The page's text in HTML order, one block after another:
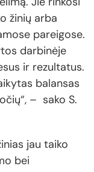
žinių arba
pareigose.
darbinėje
ir rezultatus.
balansas
– sako S.
jau taiko
bei